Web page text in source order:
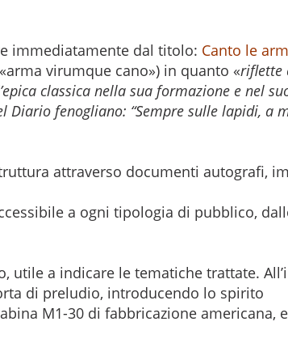
immediatamente dal titolo: Canto le
virumque cano») in quanto «riflette
classica nella sua formazione e nel
fenogliano: “Sempre sulle lapidi, a
attraverso documenti autografi,
a ogni tipologia di pubblico,
a indicare le tematiche trattate.
di preludio, introducendo lo spirito
M1-30 di fabbricazione americana,